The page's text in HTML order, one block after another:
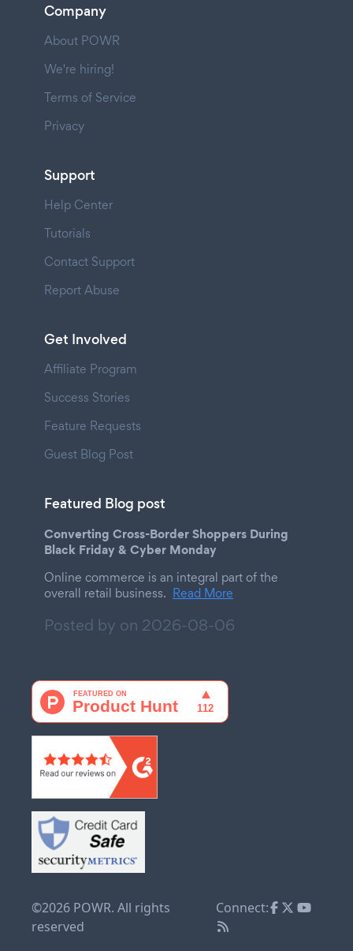
Company
About POWR
We're hiring!
Terms of Service
Privacy
Support
Help Center
Tutorials
Contact Support
Report Abuse
Get Involved
Affiliate Program
Success Stories
Feature Requests
Guest Blog Post
Featured Blog post
Converting Cross-Border Shoppers During
Black Friday & Cyber Monday
Online commerce is an integral part of the
overall retail business. Read More
Posted by on 2026-08-06
©2026 POWR. All rights
reserved
Connect: